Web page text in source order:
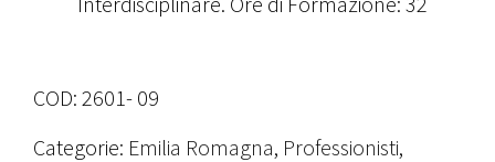
COD: 2601- 09
Categorie: Emilia Romagna, Professionisti,